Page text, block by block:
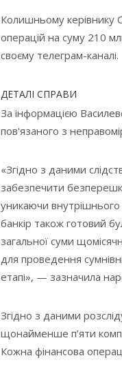
Колишньому керівнику
операцій на суму 210
своєму телеграм-каналі.
ДЕТАЛІ СПРАВИ
За інформацією
пов'язаного з
«Згідно з даними
забезпечити
уникаючи внутрішнього
банкір також готовий
загальної суми
для проведення
етапі», — зазначила
Згідно з даними
щонайменше п’яти
Кожна фінансова